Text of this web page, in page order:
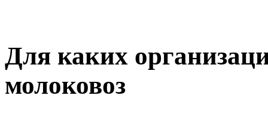
Для каких
молоковоз